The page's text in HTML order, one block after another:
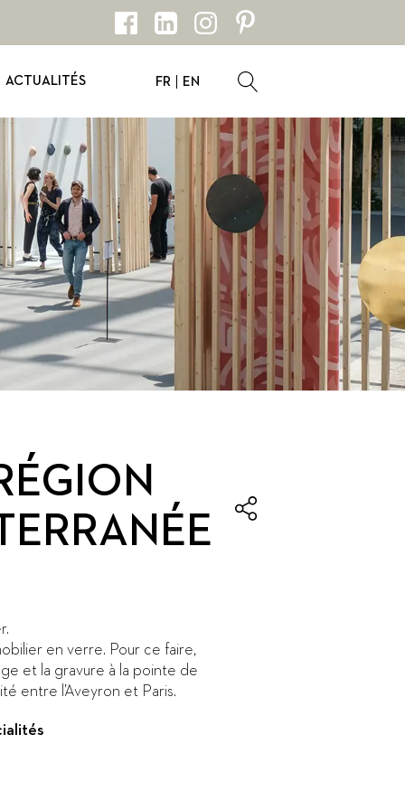
ACTUALITÉS FR EN
en verre. Pour ce faire,
et la gravure à la pointe de
entre l’Aveyron et Paris.